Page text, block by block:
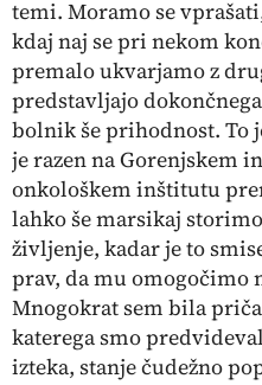
temi. Moramo se
kdaj naj se pri nekom
premalo ukvarjamo z
predstavljajo
bolnik še prihodnost. To
je razen na Gorenjskem
onkološkem inštitutu
lahko še marsikaj
življenje, kadar je to
prav, da mu omogočimo
Mnogokrat sem bila
katerega smo
izteka, stanje čudežno